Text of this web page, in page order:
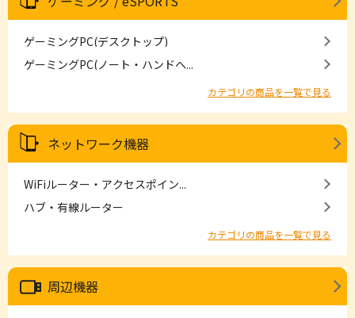
ゲーミングPC(デスクトップ)
ゲーミングPC(ノート・ハンドヘ...
カテゴリの商品を一覧で見る
ネットワーク機器
WiFiルーター・アクセスポイン...
ハブ・有線ルーター
カテゴリの商品を一覧で見る
周辺機器